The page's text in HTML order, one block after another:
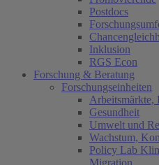
Postdocs
Inklusion
RGS Econ
Forschung & Beratung
Forschungseinheiten
Gesundheit
Umwelt und
Wachstum,
Policy Lab
Migration